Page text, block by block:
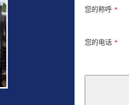
您的称呼 *
您的电话 *